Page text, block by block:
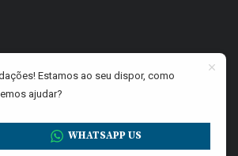
Estamos ao seu dispor, como
ajudar?
WHATSAPP US